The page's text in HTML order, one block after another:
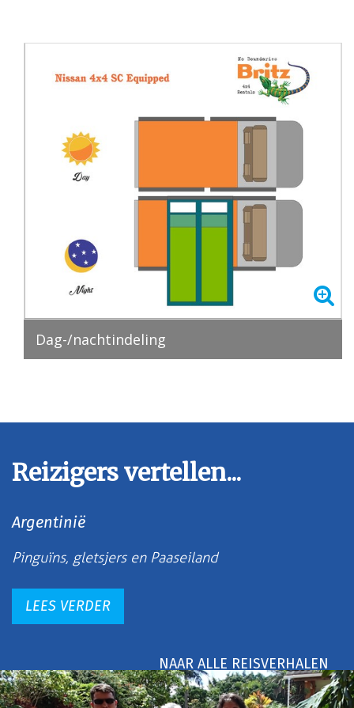
Dag-/nachtindeling
Reizigers vertellen...
Argentinië
Pinguïns, gletsjers en Paaseiland
LEES VERDER
NAAR ALLE REISVERHALEN